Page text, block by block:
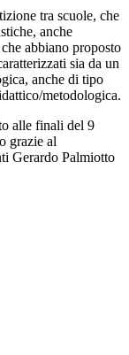
tra scuole, che
anche
abbiano proposto
sia da un
anche di tipo
metodologica.
alle finali del 9
grazie al
Gerardo Palmiotto